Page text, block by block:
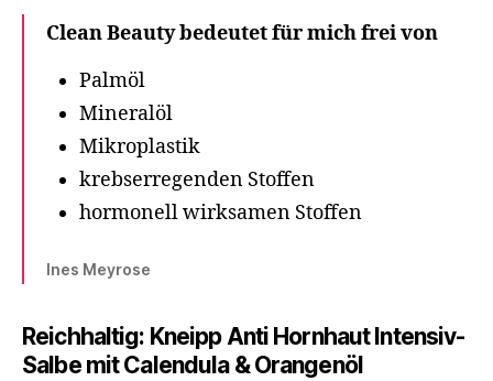
Clean Beauty bedeutet für mich frei von
Palmöl
Mineralöl
Mikroplastik
krebserregenden Stoffen
hormonell wirksamen Stoffen
Ines Meyrose
Reichhaltig: Kneipp Anti Hornhaut Intensiv-
Salbe mit Calendula & Orangenöl